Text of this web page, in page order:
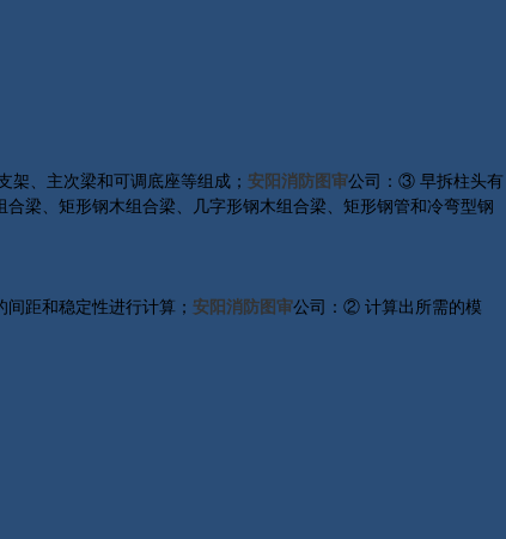
、主次梁和可调底座等组成； 安阳消防图审公司：③ 早拆柱头有
梁、矩形钢木组合梁、几字形钢木组合梁、矩形钢管和冷弯型钢
距和稳定性进行计算； 安阳消防图审公司：② 计算出所需的模